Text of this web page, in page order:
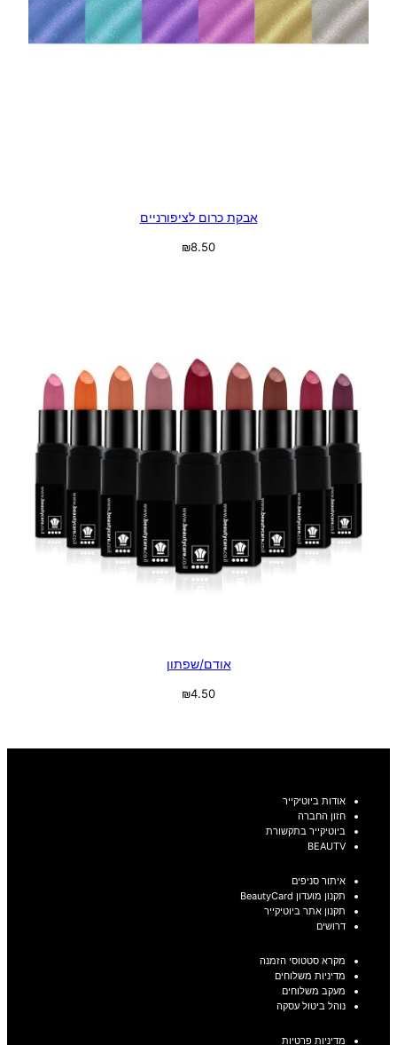
אבקת כרום לציפורניים
₪8.50
אודם/שפתון
₪4.50
אודות ביוטיקייר
חזון החברה
ביוטיקייר בתקשורת
BEAUTV
איתור סניפים
תקנון מועדון BeautyCard
תקנון אתר ביוטיקייר
דרושים
מקרא סטטוסי הזמנה
מדיניות משלוחים
מעקב משלוחים
נוהל ביטול עסקה
מדיניות פרטיות